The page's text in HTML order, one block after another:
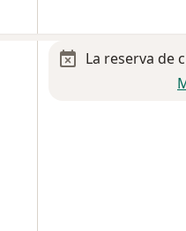
La reserva de